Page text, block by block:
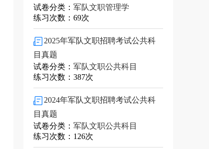
试卷分类： 军队文职管理学
练习次数：69次
2025年军队文职招聘考试公共科
目真题
试卷分类： 军队文职公共科目
练习次数：387次
2024年军队文职招聘考试公共科
目真题
试卷分类： 军队文职公共科目
练习次数：126次